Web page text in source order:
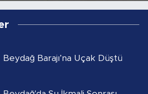
Beydağ Barajı’na Uçak Düştü